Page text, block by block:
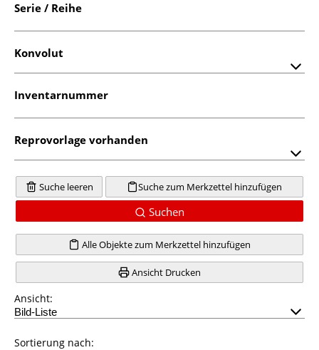
Serie / Reihe
Konvolut
Inventarnummer
Reprovorlage vorhanden
Suche leeren Suche zum Merkzettel hinzufügen
Suchen
Alle Objekte zum Merkzettel hinzufügen
Ansicht Drucken
Ansicht:
Sortierung nach: